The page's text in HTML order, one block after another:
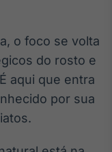
o foco se volta
do rosto e
aqui que entra
por sua